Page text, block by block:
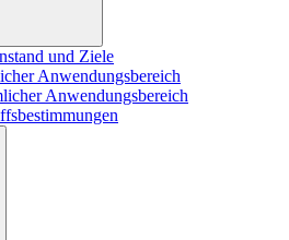
und Ziele
Anwendungsbereich
Anwendungsbereich